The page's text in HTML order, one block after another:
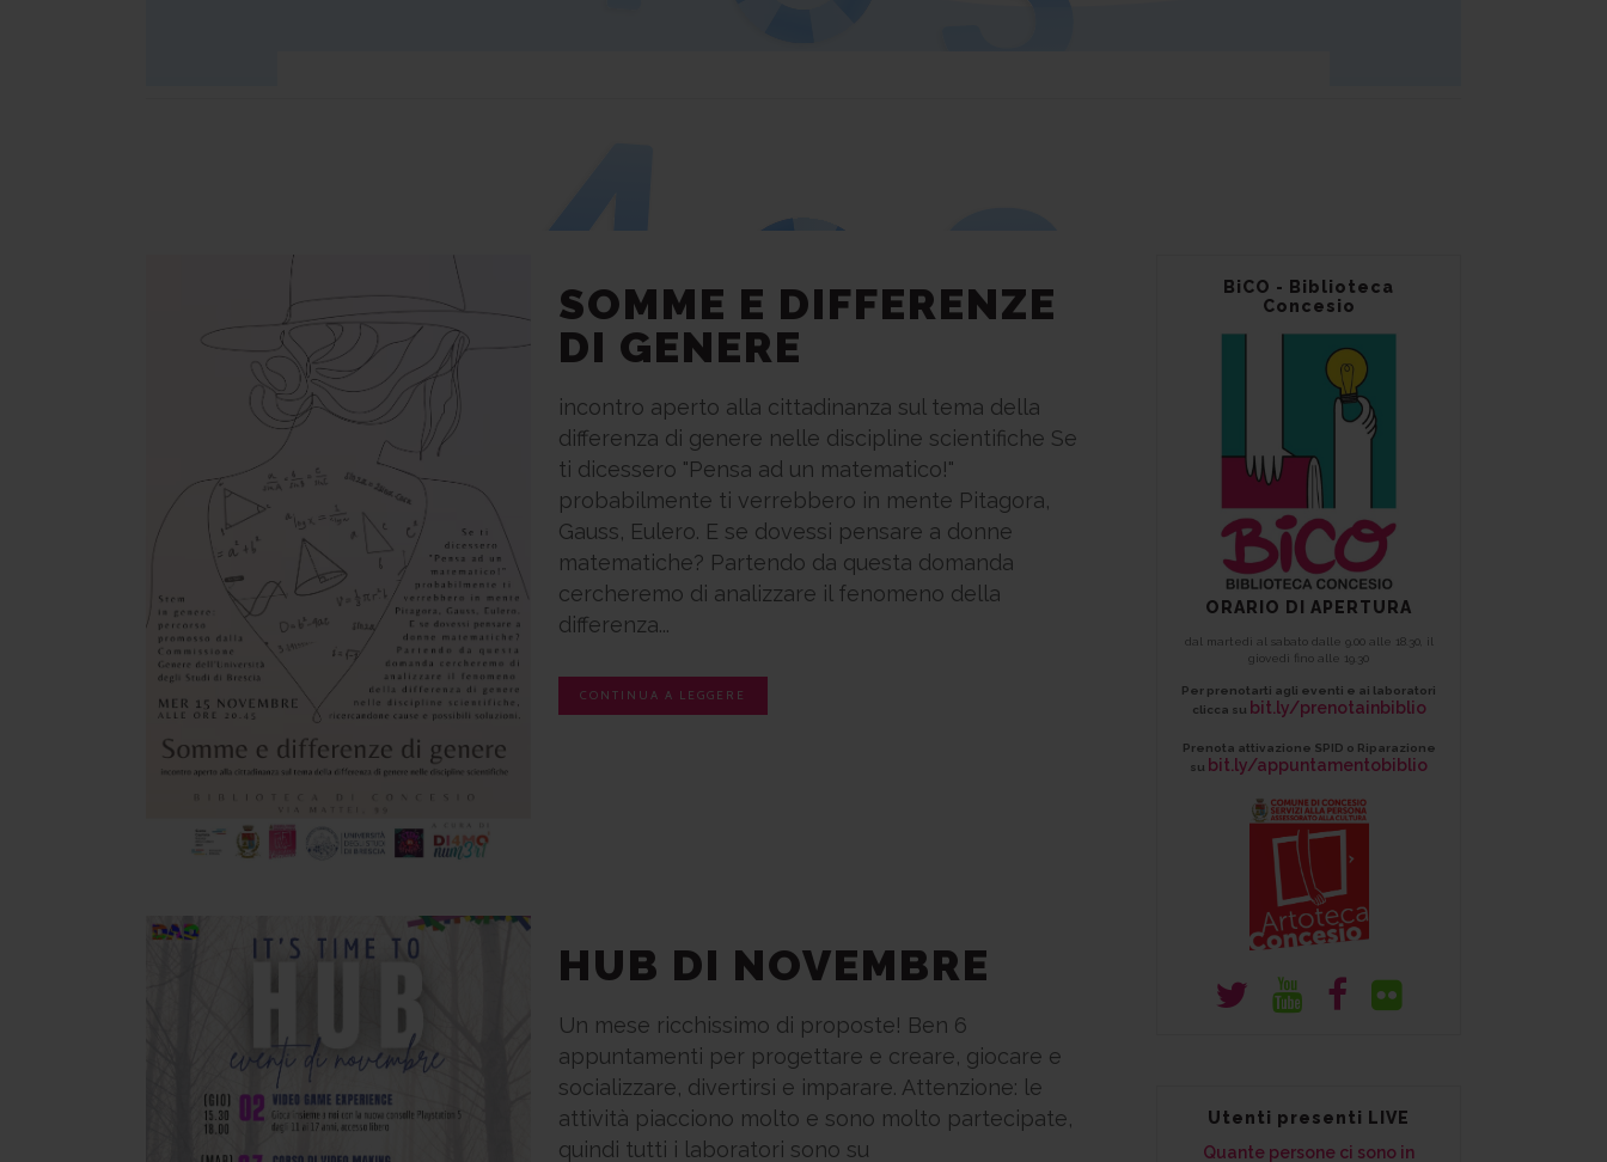
SOMME E DIFFERENZE
DI GENERE
incontro aperto alla cittadinanza sul tema della
differenza di genere nelle discipline scientifiche Se
ti dicessero "Pensa ad un matematico!"
probabilmente ti verrebbero in mente Pitagora,
Gauss, Eulero. E se dovessi pensare a donne
matematiche? Partendo da questa domanda
cercheremo di analizzare il fenomeno della
differenza...
CONTINUA A LEGGERE
HUB DI NOVEMBRE
Un mese ricchissimo di proposte! Ben 6
appuntamenti per progettare e creare, giocare e
socializzare, divertirsi e imparare. Attenzione: le
attività piacciono molto e sono molto partecipate,
quindi tutti i laboratori sono su
BiCO - Biblioteca
Concesio
ORARIO DI APERTURA
dal martedì al sabato dalle 9.00 alle 18.30, il
giovedì fino alle 19.30
Per prenotarti agli eventi e ai laboratori
clicca su bit.ly/prenotainbiblio
Prenota attivazione SPID o Riparazione
su bit.ly/appuntamentobiblio
Utenti presenti LIVE
Quante persone ci sono in